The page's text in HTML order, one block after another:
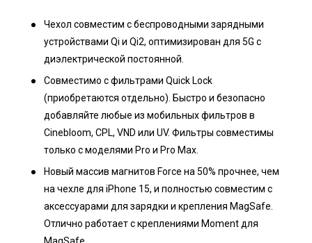
Чехол совместим с беспроводными зарядными
устройствами Qi и Qi2, оптимизирован для 5G с
диэлектрической постоянной.
Совместимо с фильтрами Quick Lock
(приобретаются отдельно). Быстро и безопасно
добавляйте любые из мобильных фильтров в
Cinebloom, CPL, VND или UV. Фильтры совместимы
только с моделями Pro и Pro Max.
Новый массив магнитов Force на 50% прочнее, чем
на чехле для iPhone 15, и полностью совместим с
аксессуарами для зарядки и крепления MagSafe.
Отлично работает с креплениями Moment для